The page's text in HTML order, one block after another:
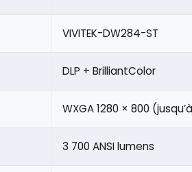
VIVITEK-DW284-ST
DLP + BrilliantColor
WXGA 1280 × 800
3 700 ANSI lumens